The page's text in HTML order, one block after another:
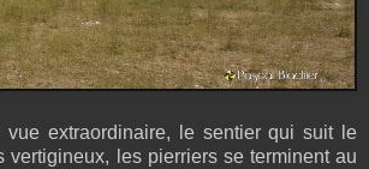
vue extraordinaire, le sentier qui suit le
vertigineux, les pierriers se terminent au